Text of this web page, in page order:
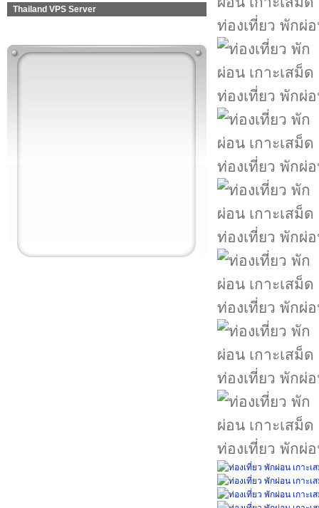
Thailand VPS Server
ท่องเที่ยว พักผ่
ท่องเที่ยว พักผ่
ท่องเที่ยว พักผ่
ท่องเที่ยว พักผ่
ท่องเที่ยว พักผ่
ท่องเที่ยว พักผ่
ท่องเที่ยว พักผ่